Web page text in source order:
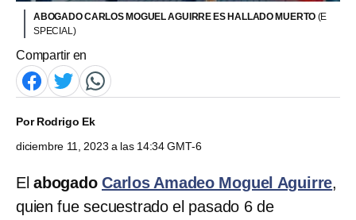
ABOGADO CARLOS MOGUEL AGUIRRE ES HALLADO MUERTO (E
SPECIAL)
Compartir en
PorRodrigo Ek
diciembre 11, 2023 a las 14:34 GMT-6
El abogadoCarlos Amadeo Moguel Aguirre,
quien fue secuestrado el pasado 6 de